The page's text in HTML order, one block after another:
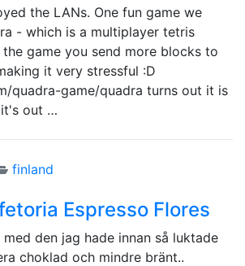
the LANs. One fun game we
- which is a multiplayer tetris
game you send more blocks to
it very stressful :D
quadra-game/quadra turns out it is
it's out …
finland
Espresso Flores
den jag hade innan så luktade
choklad och mindre bränt..